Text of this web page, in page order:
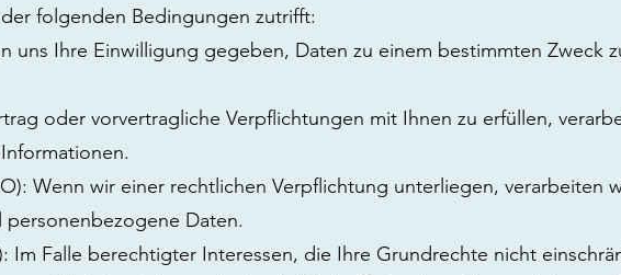
folgenden Bedingungen zutrifft:
uns Ihre Einwilligung gegeben, Daten zu einem bestimmten
oder vorvertragliche Verpflichtungen mit Ihnen zu erfüllen,
Wenn wir einer rechtlichen Verpflichtung unterliegen,
Daten.
Im Falle berechtigter Interessen, die Ihre Grundrechte nicht